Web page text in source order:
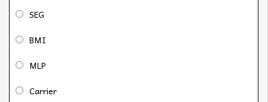
SEG
BMI
MLP
Carrier